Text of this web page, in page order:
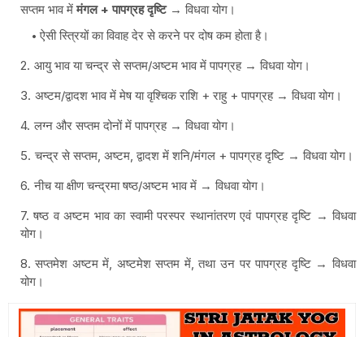
सप्तम भाव मेंमंगल + पापग्रह दृष्टि→ विधवा योग।
ऐसी स्त्रियों का विवाह देर से करने पर दोष कम होता है।
आयु भाव या चन्द्र से सप्तम/अष्टम भाव में पापग्रह → विधवा योग।
अष्टम/द्वादश भाव में मेष या वृश्चिक राशि + राहु + पापग्रह → विधवा योग।
लग्न और सप्तम दोनों में पापग्रह → विधवा योग।
चन्द्र से सप्तम, अष्टम, द्वादश में शनि/मंगल + पापग्रह दृष्टि → विधवा योग।
नीच या क्षीण चन्द्रमा षष्ठ/अष्टम भाव में → विधवा योग।
षष्ठ व अष्टम भाव का स्वामी परस्पर स्थानांतरण एवं पापग्रह दृष्टि → विधवा
योग।
सप्तमेश अष्टम में, अष्टमेश सप्तम में, तथा उन पर पापग्रह दृष्टि → विधवा
योग।